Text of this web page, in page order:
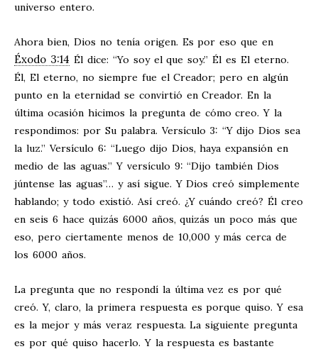
universo entero.
Ahora bien, Dios no tenía origen. Es por eso que en
Éxodo 3:14 Él dice: “Yo soy el que soy.” Él es El eterno.
Él, El eterno, no siempre fue el Creador; pero en algún
punto en la eternidad se convirtió en Creador. En la
última ocasión hicimos la pregunta de cómo creo. Y la
respondimos: por Su palabra. Versículo 3: “Y dijo Dios sea
la luz.” Versículo 6: “Luego dijo Dios, haya expansión en
medio de las aguas.” Y versículo 9: “Dijo también Dios
júntense las aguas”… y así sigue. Y Dios creó simplemente
hablando; y todo existió. Así creó. ¿Y cuándo creó? Él creo
en seis 6 hace quizás 6000 años, quizás un poco más que
eso, pero ciertamente menos de 10,000 y más cerca de
los 6000 años.
La pregunta que no respondí la última vez es por qué
creó. Y, claro, la primera respuesta es porque quiso. Y esa
es la mejor y más veraz respuesta. La siguiente pregunta
es por qué quiso hacerlo. Y la respuesta es bastante